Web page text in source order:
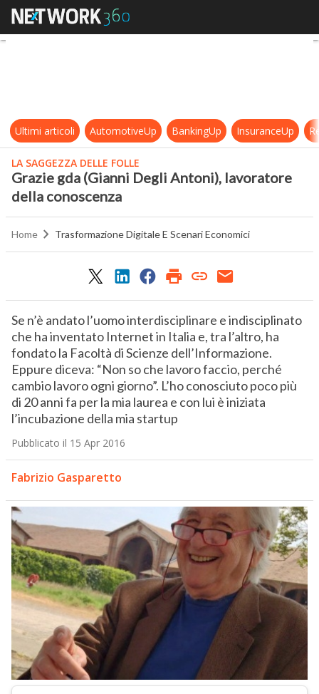
Grazie gda (Gianni Degli Antoni),
Ultimi articoli AutomotiveUp BankingUp InsuranceUp
LA SAGGEZZA DELLE FOLLE
Grazie gda (Gianni Degli Antoni), lavoratore
della conoscenza
Home Trasformazione Digitale E Scenari Economici
Se n’è andato l’uomo interdisciplinare e indisciplinato
che ha inventato Internet in Italia e, tra l’altro, ha
fondato la Facoltà di Scienze dell’Informazione.
Eppure diceva: “Non so che lavoro faccio, perché
cambio lavoro ogni giorno”. L’ho conosciuto poco più
di 20 anni fa per la mia laurea e con lui è iniziata
l’incubazione della mia startup
Pubblicato il 15 Apr 2016
Fabrizio Gasparetto